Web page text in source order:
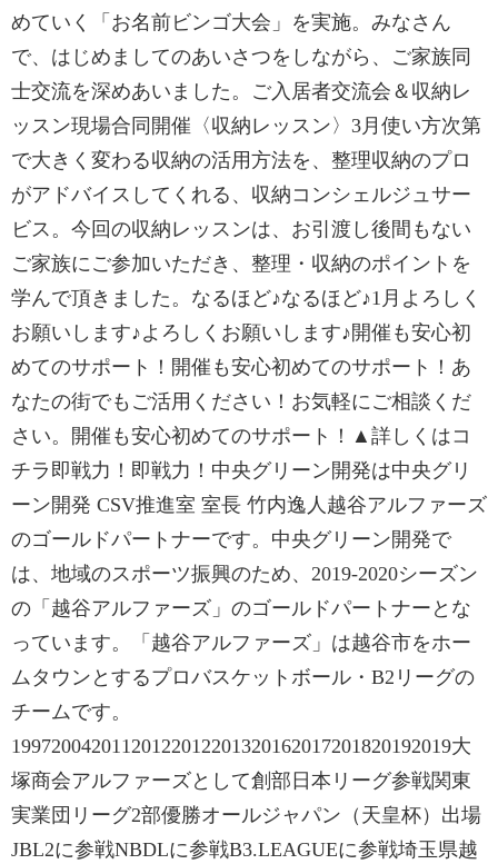
めていく「お名前ビンゴ大会」を実施。みなさん
で、はじめましてのあいさつをしながら、ご家族同
士交流を深めあいました。ご入居者交流会＆収納レ
ッスン現場合同開催〈収納レッスン〉3月使い方次第
で大きく変わる収納の活用方法を、整理収納のプロ
がアドバイスしてくれる、収納コンシェルジュサー
ビス。今回の収納レッスンは、お引渡し後間もない
ご家族にご参加いただき、整理・収納のポイントを
学んで頂きました。なるほど♪なるほど♪1月よろしく
お願いします♪よろしくお願いします♪開催も安心初
めてのサポート！開催も安心初めてのサポート！あ
なたの街でもご活用ください！お気軽にご相談くだ
さい。開催も安心初めてのサポート！▲詳しくはコ
チラ即戦力！即戦力！中央グリーン開発は中央グリ
ーン開発 CSV推進室 室長 竹内逸人越谷アルファーズ
のゴールドパートナーです。中央グリーン開発で
は、地域のスポーツ振興のため、2019-2020シーズン
の「越谷アルファーズ」のゴールドパートナーとな
っています。「越谷アルファーズ」は越谷市をホー
ムタウンとするプロバスケットボール・B2リーグの
チームです。
19972004201120122012201320162017201820192019大
塚商会アルファーズとして創部日本リーグ参戦関東
実業団リーグ2部優勝オールジャパン（天皇杯）出場
JBL2に参戦NBDLに参戦B3.LEAGUEに参戦埼玉県越